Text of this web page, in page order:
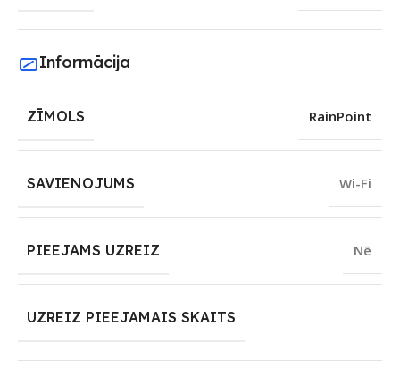
Informācija
ZĪMOLS RainPoint
SAVIENOJUMS Wi-Fi
PIEEJAMS UZREIZ Nē
UZREIZ PIEEJAMAIS SKAITS